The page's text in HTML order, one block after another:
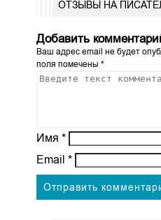
ОТЗЫВЫ НА
Добавить
Ваш адрес email не будет
поля помечены *
Имя *
Email *